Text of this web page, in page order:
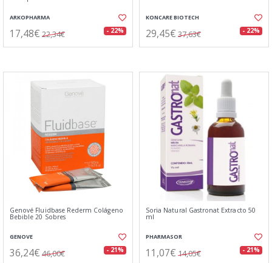
ARKOPHARMA
17,48€ 22,34€ - 22%
KONCARE BIOTECH
29,45€ 37,63€ - 22%
Genové Fluidbase Rederm Colágeno
Bebible 20 Sobres
GENOVE
36,24€ 46,00€ - 21%
Soria Natural Gastronat Extracto 50
ml
PHARMASOR
11,07€ 14,05€ - 21%